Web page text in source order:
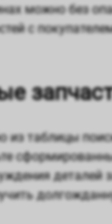
можно без
с
таблицы
деталей